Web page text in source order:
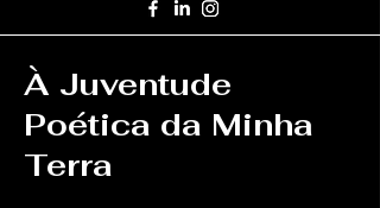
À Juventude
Poética da Minha
Terra